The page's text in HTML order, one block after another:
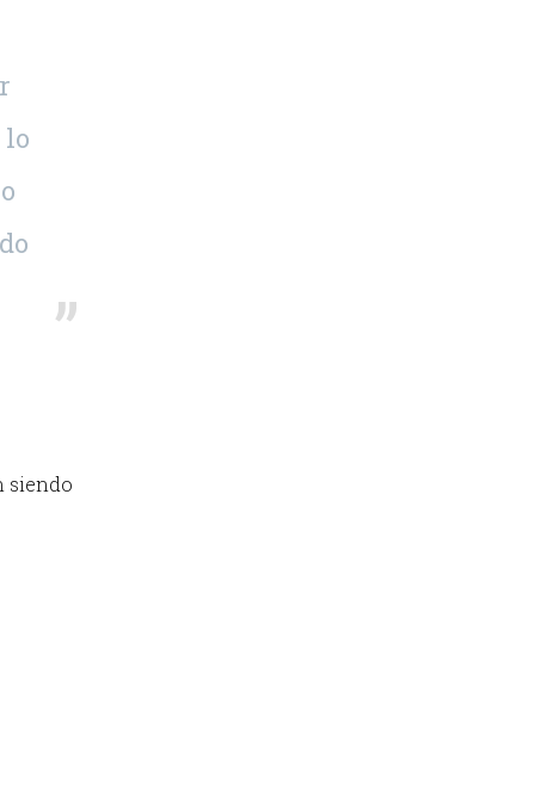
lo
siendo